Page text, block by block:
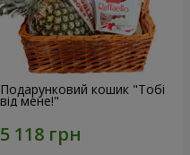
Подарунковий кошик "Тобі
від мене!"